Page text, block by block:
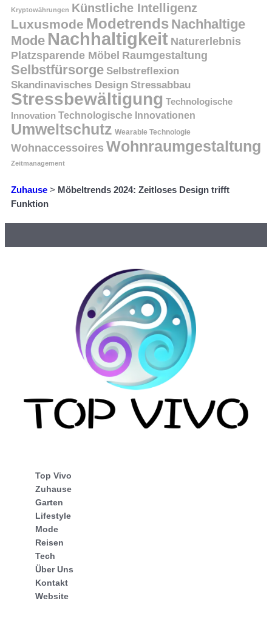
Kryptowährungen Künstliche Intelligenz
Luxusmode Modetrends Nachhaltige
Mode Nachhaltigkeit Naturerlebnis
Platzsparende Möbel Raumgestaltung
Selbstfürsorge Selbstreflexion
Skandinavisches Design Stressabbau
Stressbewältigung Technologische
Innovation Technologische Innovationen
Umweltschutz Wearable Technologie
Wohnaccessoires Wohnraumgestaltung
Zeitmanagement
Zuhause > Möbeltrends 2024: Zeitloses Design trifft
Funktion
Top Vivo
Zuhause
Garten
Lifestyle
Mode
Reisen
Tech
Über Uns
Kontakt
Website